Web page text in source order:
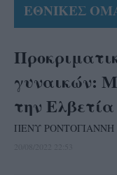
ΕΘΝΙΚΕΣ
γυναικών:
την Ελβετία
ΠΕΝΥ ΡΟΝΤΟΓΙΑΝΝΗ